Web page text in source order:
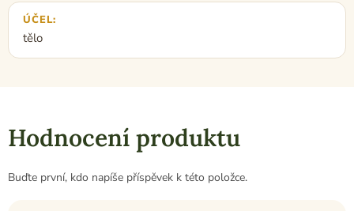
ÚČEL:
tělo
Hodnocení produktu
Buďte první, kdo napíše příspěvek k této položce.